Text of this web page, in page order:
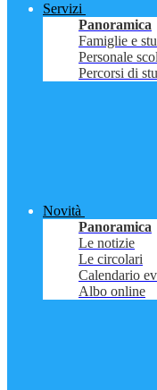
Servizi
Panoramica
Famiglie e
Personale
Percorsi di
Novità
Panoramica
Le notizie
Le circolari
Calendario
Albo online